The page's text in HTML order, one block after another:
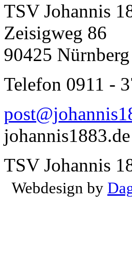
TSV Johannis
Zeisigweg 86
90425 Nürnberg
Telefon 0911 -
johannis1883.de
TSV Johannis
Webdesign by